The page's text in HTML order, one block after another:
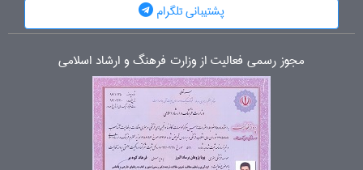
پشتیبانی تلگرام
مجوز رسمی فعالیت از وزارت فرهنگ و ارشاد اسلامی